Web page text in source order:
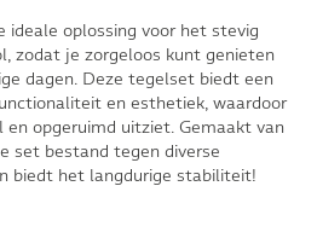
ideale oplossing voor het stevig
zodat je zorgeloos kunt genieten
dagen. Deze tegelset biedt een
en esthetiek, waardoor
opgeruimd uitziet. Gemaakt van
set bestand tegen diverse
biedt het langdurige stabiliteit!